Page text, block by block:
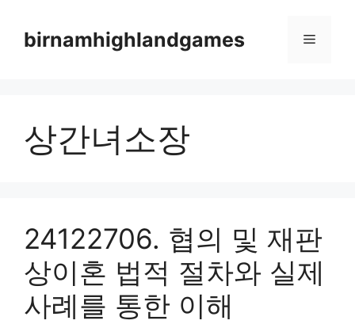
contentbirnamhighlandgames Menu
상간녀소장
24122706. 협의 및 재판
상이혼 법적 절차와 실제
사례를 통한 이해